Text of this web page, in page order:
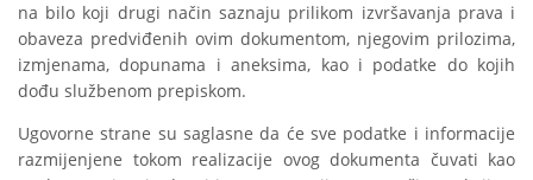
na bilo koji drugi način saznaju prilikom izvršavanja prava i
obaveza predviđenih ovim dokumentom, njegovim prilozima,
izmjenama, dopunama i aneksima, kao i podatke do kojih
dođu službenom prepiskom.
Ugovorne strane su saglasne da će sve podatke i informacije
razmijenjene tokom realizacije ovog dokumenta čuvati kao